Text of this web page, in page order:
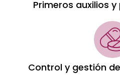
Primeros auxilios
Control y gestión